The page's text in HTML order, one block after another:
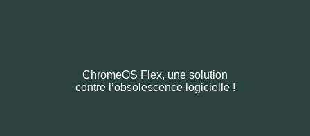
ChromeOS Flex, une solution
contrel’obsolescence logicielle !